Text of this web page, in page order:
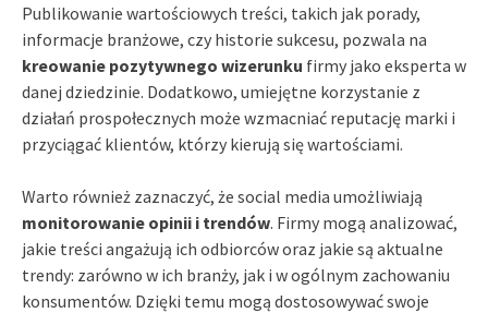
Publikowanie wartościowych treści, takich jak porady,
informacje branżowe, czy historie sukcesu, pozwala na
kreowanie pozytywnego wizerunku firmy jako eksperta w
danej dziedzinie. Dodatkowo, umiejętne korzystanie z
działań prospołecznych może wzmacniać reputację marki i
przyciągać klientów, którzy kierują się wartościami.
Warto również zaznaczyć, że social media umożliwiają
monitorowanie opinii i trendów. Firmy mogą analizować,
jakie treści angażują ich odbiorców oraz jakie są aktualne
trendy: zarówno w ich branży, jak i w ogólnym zachowaniu
konsumentów. Dzięki temu mogą dostosowywać swoje